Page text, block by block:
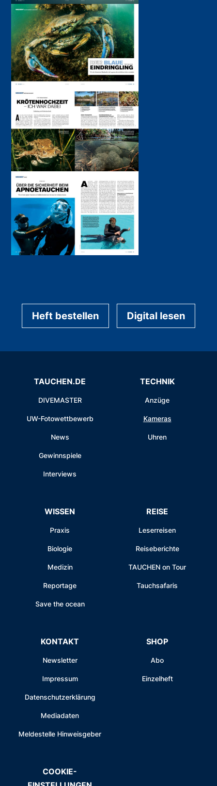
Heft bestellen Digital lesen
TAUCHEN.DE
DIVEMASTER
UW-Fotowettbewerb
News
Gewinnspiele
Interviews
TECHNIK
Anzüge
Kameras
Uhren
WISSEN
Praxis
Biologie
Medizin
Reportage
Save the ocean
REISE
Leserreisen
Reiseberichte
TAUCHEN on Tour
Tauchsafaris
KONTAKT
Newsletter
Impressum
Datenschutzerklärung
Mediadaten
Meldestelle Hinweisgeber
SHOP
Abo
Einzelheft
COOKIE-